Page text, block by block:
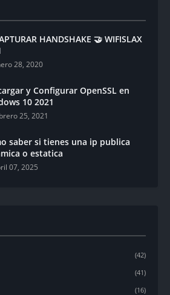
HANDSHAKE 🤝 WIFISLAX
28, 2020
y Configurar OpenSSL en
10 2021
25, 2021
saber si tienes una ip publica
o estatica
07, 2025
(42)
(41)
(16)